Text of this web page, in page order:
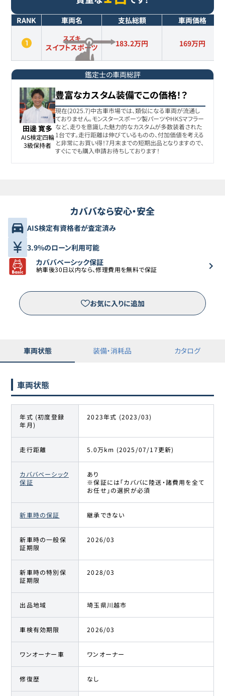
RANK 車両名 支払総額 車両価格
スズキ
スイフトスポーツ 183.2万円 169万円
鑑定士の車両総評
田邊 寛多
AIS検定四輪
3級保持者
豊富なカスタム装備でこの価格！？
現在(2025.7)中古車市場では、類似になる車両が流通し
ておりません。モンスタースポーツ製パーツやHKSマフラー
など、走りを意識した魅力的なカスタムが多数装着された
1台です。走行距離は伸びているものの、付加価値を考える
と非常にお買い得！7月末までの短期出品となりますので、
すぐにでも購入申請お待ちしております！
カババなら安心・安全
AIS検定有資格者が査定済み
3.9%のローン利用可能
カババベーシック保証
納車後30日以内なら、修理費用を無料で保証
お気に入りに追加
車両状態 装備・消耗品 カタログ
車両状態
年式 (初度登録
年月)
2023年式 (2023/03)
走行距離 5.0万km (2025/07/17更新)
カババベーシック
保証
あり
※保証には「カババに陸送・諸費用を全て
お任せ」の選択が必須
新車時の保証 継承できない
新車時の一般保
証期限
2026/03
新車時の特別保
証期限
2028/03
出品地域 埼玉県川越市
車検有効期限 2026/03
ワンオーナー車 ワンオーナー
修復歴 なし